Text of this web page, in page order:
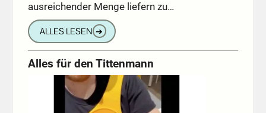
ausreichender Menge liefern zu…
ALLES LESEN ➔
Alles für den Tittenmann